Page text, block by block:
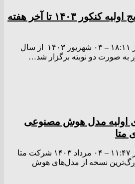
احتمال اعلام نتایج اولیه کنکور ۱۴۰۳ تا آخر هفته
به گزارش کاوک نیوز ۱۸:۱۱ – ۰۳ شهريور ۱۴۰۳ از سال
اولیه مدل هوش مصنوعی
به گزارش کاوک نیوز ۱۱:۴۷ – ۰۴ مرداد ۱۴۰۳ شرکت متا
نسخه از مدل‌های هوش